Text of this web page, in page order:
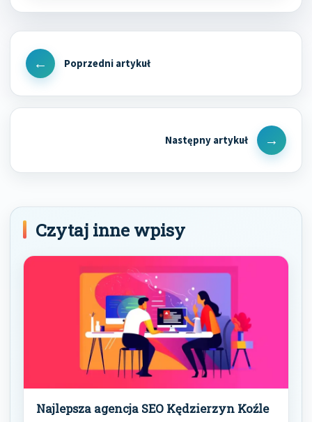
Nawigacja
wpisu
Previous
Next
Post
Czytaj inne wpisy
Najlepsza agencja SEO Kędzierzyn Koźle